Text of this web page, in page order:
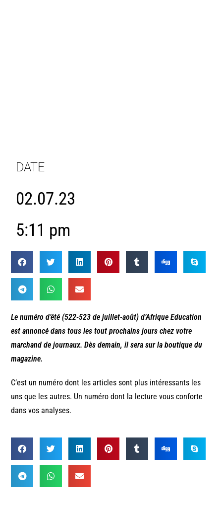
DATE
02.07.23
5:11 pm
Le numéro d’été (522-523 de juillet-août) d’Afrique Education
est annoncé dans tous les tout prochains jours chez votre
marchand de journaux. Dès demain, il sera sur la boutique du
magazine.
C’est un numéro dont les articles sont plus intéressants les
uns que les autres. Un numéro dont la lecture vous conforte
dans vos analyses.